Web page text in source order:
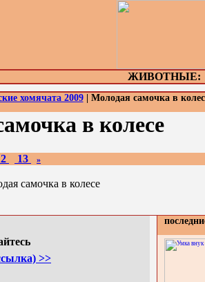
ЖИВОТНЫЕ:
хомячата 2009| Молодая самочка в
в колесе
13 »
>>